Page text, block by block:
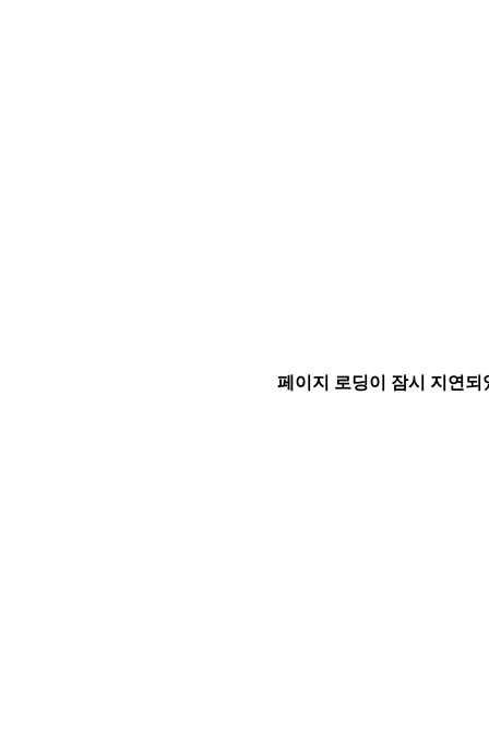
페이지 로딩이 잠시 지연